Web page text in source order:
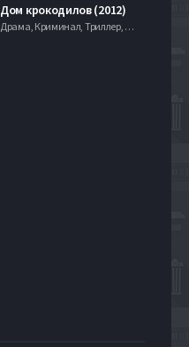
Дом крокодилов (2012)
Драма, Криминал, Триллер, 2021, 720hd, mobilen